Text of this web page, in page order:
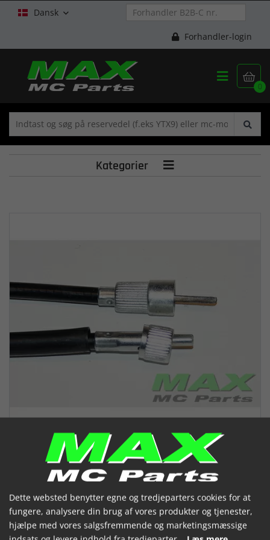
Dansk 
Forhandler-login

0

Kategorier 
Speedometerkabel GPZ1100
GPZ900 Z750L
Dette websted benytter egne og tredjeparters cookies for at
fungere, analysere din brug af vores produkter og tjenester,
hjælpe med vores salgsfremmende og marketingsmæssige